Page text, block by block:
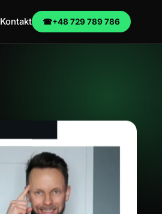
Kontakt ☎+48 729 789 786